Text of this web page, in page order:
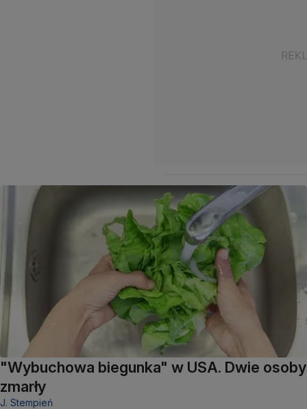
"Wybuchowa biegunka" w USA. Dwie osoby
zmarły
J. Stempień